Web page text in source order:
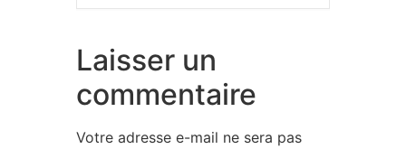
Laisser un
commentaire
Votre adresse e-mail ne sera pas